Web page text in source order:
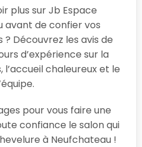
plus sur Jb Espace
avant de confier vos
Découvrez les avis de
d’expérience sur la
chaleureux et le
pour vous faire une
confiance le salon qui
à Neufchateau !